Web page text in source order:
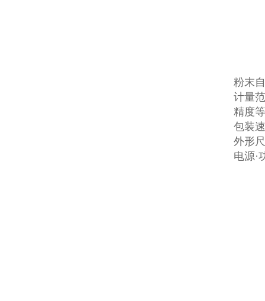
粉末
计量
精度
包装
外形
电源·